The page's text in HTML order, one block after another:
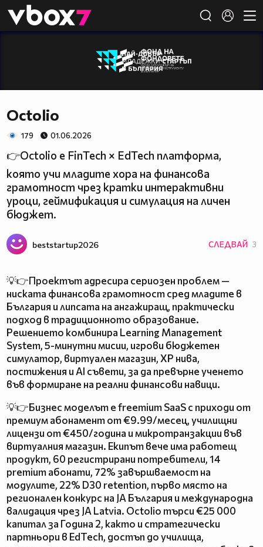
👾
Octolio
179 01.06.2026
👉Octolio е FinTech × EdTech платформа,
която учи младите хора на финансова
грамотност чрез кратки интерактивни
уроци, геймификация и симулация на личен
бюджет.
beststartup2026 СЛЕДВАЙ 3
💡👉Проектът адресира сериозен проблем —
ниската финансова грамотност сред младите в
България и липсата на ангажиращ, практически
подход в традиционното образование.
Решението комбинира Learning Management
System, 5-минутни мисии, игрови бюджетен
симулатор, виртуален магазин, XP нива,
постижения и AI съвети, за да превърне ученето
във формиране на реални финансови навици.
💡👉Бизнес моделът е freemium SaaS с приходи от
премиум абонамент от €9.99/месец, училищни
лицензи от €450/година и микротранзакции във
виртуалния магазин. Екипът вече има работещ
продукт, 60 регистрирани потребители, 14
premium абонати, 72% завършваемост на
модулите, 22% D30 retention, първо място на
регионален конкурс на JA България и международна
валидация чрез JA Latvia. Octolio търси €25 000
капитал за Година 2, както и стратегически
партньори в EdTech, достъп до училища,